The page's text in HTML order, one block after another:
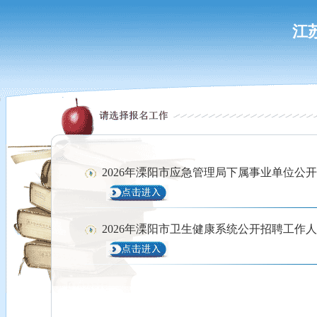
江
2026年溧阳市应急管理局下属事业单位公
2026年溧阳市卫生健康系统公开招聘工作